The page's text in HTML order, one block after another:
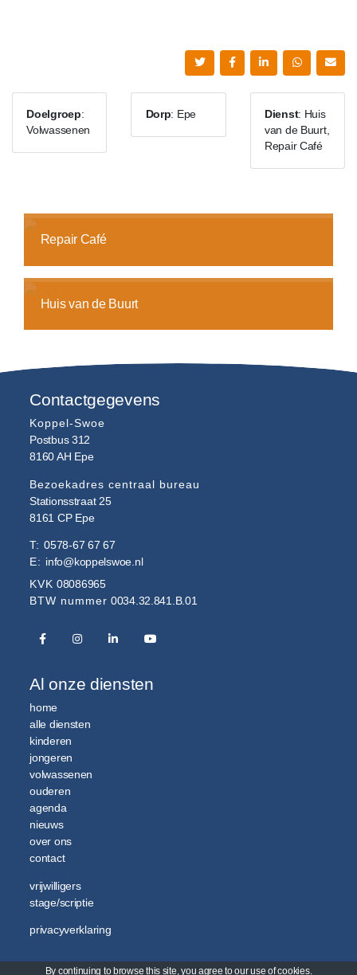
Doelgroep:
Volwassenen
Dorp: Epe Dienst: Huis
van de Buurt,
Repair Café
Repair Café
Huis van de Buurt
Contactgegevens
Koppel-Swoe
Postbus 312
8160 AH Epe
Bezoekadres centraal bureau
Stationsstraat 25
8161 CP Epe
T:0578-67 67 67
E: info@koppelswoe.nl
KVK 08086965
BTW nummer 0034.32.841.B.01
Al onze diensten
home
alle diensten
kinderen
jongeren
volwassenen
ouderen
agenda
nieuws
over ons
contact
vrijwilligers
stage/scriptie
privacyverklaring
© 2026 Media Magneet
By continuing to browse this site, you agree to ouruse of cookies.